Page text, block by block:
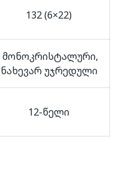
132 (6×22)
მონოკრისტალური,
ნახევარ უჯრედული
12-წელი